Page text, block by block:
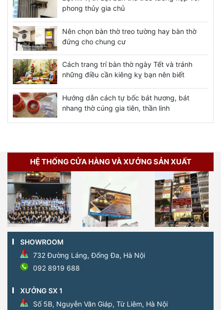
phong thủy gia chủ
Nên chọn bàn thờ treo tường hay bàn thờ
đứng cho chung cư
Cách trang trí bàn thờ ngày Tết và tránh
những điều cần kiêng kỵ bạn nên biết
Hướng dẫn cách tự bốc bát hương, bát
nhang thờ cúng gia tiên, thần linh
HỆ THỐNG CỬA HÀNG VÀ XƯỞNG SẢN XUẤT
SHOWROOM
732 Đường Láng, Đống Đa, Hà Nội
092 8919 688
XƯỞNG SX 1
Số 5B, Nguyễn Văn Giáp, Từ Liêm, Hà Nội